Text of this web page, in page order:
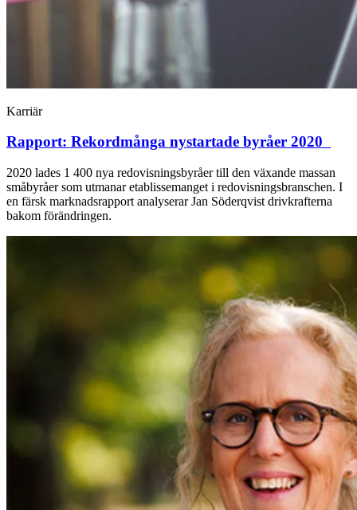
Karriär
Rapport: Rekordmånga nystartade byråer 2020
2020 lades 1 400 nya redovisningsbyråer till den växande massan
småbyråer som utmanar etablissemanget i redovisningsbranschen. I
en färsk marknadsrapport analyserar Jan Söderqvist drivkrafterna
bakom förändringen.